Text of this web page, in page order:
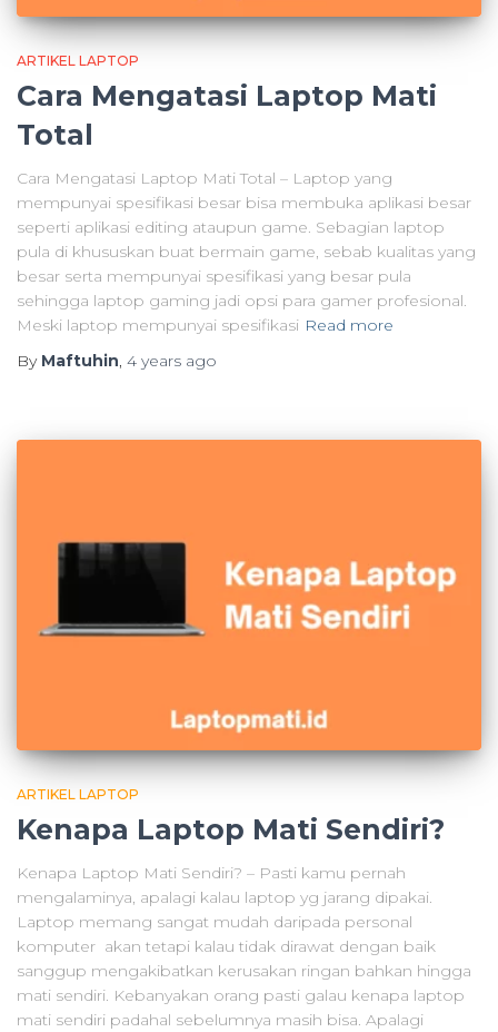
ARTIKEL LAPTOP
Cara Mengatasi Laptop Mati
Total
Cara Mengatasi Laptop Mati Total – Laptop yang
mempunyai spesifikasi besar bisa membuka aplikasi besar
seperti aplikasi editing ataupun game. Sebagian laptop
pula di khususkan buat bermain game, sebab kualitas yang
besar serta mempunyai spesifikasi yang besar pula
sehingga laptop gaming jadi opsi para gamer profesional.
Meski laptop mempunyai spesifikasi Read more
By Maftuhin, 4 years ago
ARTIKEL LAPTOP
Kenapa Laptop Mati Sendiri?
Kenapa Laptop Mati Sendiri? – Pasti kamu pernah
mengalaminya, apalagi kalau laptop yg jarang dipakai.
Laptop memang sangat mudah daripada personal
komputer akan tetapi kalau tidak dirawat dengan baik
sanggup mengakibatkan kerusakan ringan bahkan hingga
mati sendiri. Kebanyakan orang pasti galau kenapa laptop
mati sendiri padahal sebelumnya masih bisa. Apalagi